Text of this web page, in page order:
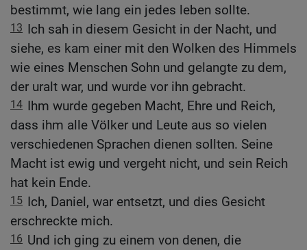
bestimmt, wie lang ein jedes leben sollte.
13 Ich sah in diesem Gesicht in der Nacht, und
siehe, es kam einer mit den Wolken des Himmels
wie eines Menschen Sohn und gelangte zu dem,
der uralt war, und wurde vor ihn gebracht.
14 Ihm wurde gegeben Macht, Ehre und Reich,
dass ihm alle Völker und Leute aus so vielen
verschiedenen Sprachen dienen sollten. Seine
Macht ist ewig und vergeht nicht, und sein Reich
hat kein Ende.
15 Ich, Daniel, war entsetzt, und dies Gesicht
erschreckte mich.
16 Und ich ging zu einem von denen, die